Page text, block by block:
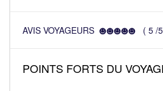
AVIS VOYAGEURS ( 5 /5
POINTS FORTS DU